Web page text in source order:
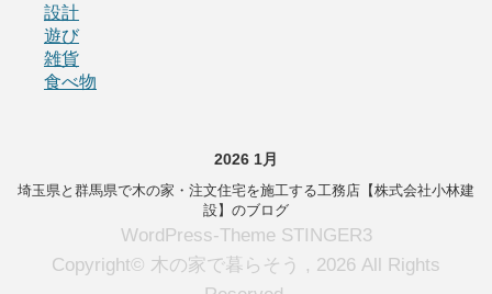
設計
遊び
雑貨
食べ物
2026 1月
埼玉県と群馬県で木の家・注文住宅を施工する工務店【株式会社小林建
設】のブログ
WordPress-Theme STINGER3
Copyright© 木の家で暮らそう , 2026 All Rights